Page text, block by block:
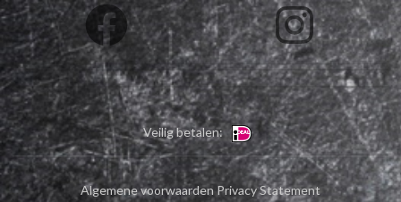
Veilig betalen:
Algemene voorwaarden Privacy Statement